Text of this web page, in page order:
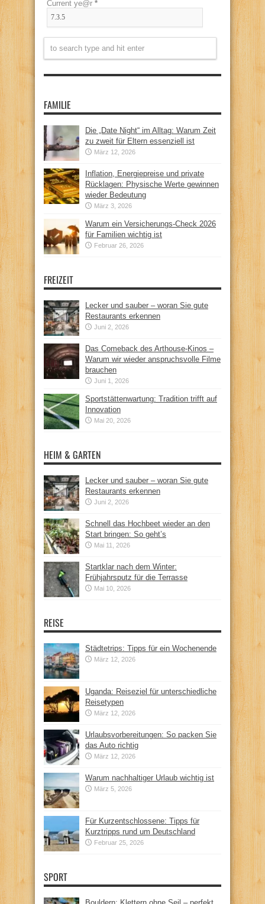
Current ye@r *
FAMILIE
Die „Date Night“ im Alltag: Warum Zeit
zu zweit für Eltern essenziell ist
März 12, 2026
Inflation, Energiepreise und private
Rücklagen: Physische Werte gewinnen
wieder Bedeutung
März 3, 2026
Warum ein Versicherungs-Check 2026
für Familien wichtig ist
Februar 26, 2026
FREIZEIT
Lecker und sauber – woran Sie gute
Restaurants erkennen
Juni 2, 2026
Das Comeback des Arthouse-Kinos –
Warum wir wieder anspruchsvolle Filme
brauchen
Juni 1, 2026
Sportstättenwartung: Tradition trifft auf
Innovation
Mai 20, 2026
HEIM & GARTEN
Lecker und sauber – woran Sie gute
Restaurants erkennen
Juni 2, 2026
Schnell das Hochbeet wieder an den
Start bringen: So geht’s
Mai 11, 2026
Startklar nach dem Winter:
Frühjahrsputz für die Terrasse
Mai 10, 2026
REISE
Städtetrips: Tipps für ein Wochenende
März 12, 2026
Uganda: Reiseziel für unterschiedliche
Reisetypen
März 12, 2026
Urlaubsvorbereitungen: So packen Sie
das Auto richtig
März 12, 2026
Warum nachhaltiger Urlaub wichtig ist
März 5, 2026
Für Kurzentschlossene: Tipps für
Kurztripps rund um Deutschland
Februar 25, 2026
SPORT